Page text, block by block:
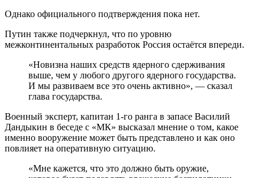
Однако официального подтверждения пока нет.
Путин также подчеркнул, что по уровню
межконтинентальных разработок Россия остаётся впереди.
«Новизна наших средств ядерного сдерживания
выше, чем у любого другого ядерного государства.
И мы развиваем все это очень активно», — сказал
глава государства.
Военный эксперт, капитан 1-го ранга в запасе Василий
Дандыкин в беседе с «МК» высказал мнение о том, какое
именно вооружение может быть представлено и как оно
повлияет на оперативную ситуацию.
«Мне кажется, что это должно быть оружие,